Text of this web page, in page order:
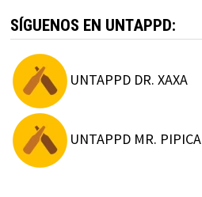
SÍGUENOS EN UNTAPPD:
UNTAPPD DR. XAXA
UNTAPPD MR. PIPICA